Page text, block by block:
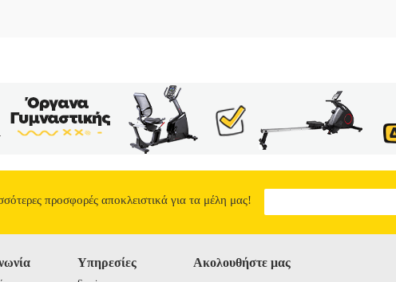
προσφορές αποκλειστικά για τα μέλη μας!
Υπηρεσίες Ακολουθήστε μας